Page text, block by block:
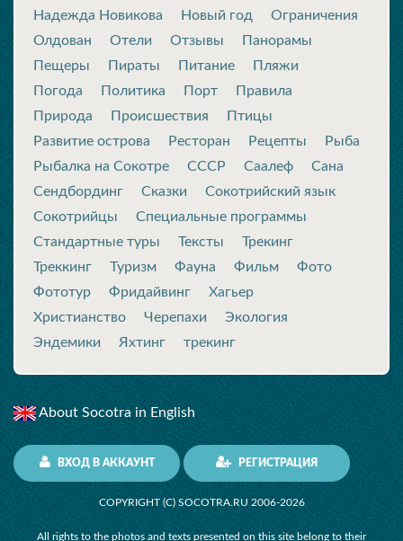
Надежда Новикова
Новый год
Ограничения
Олдован
Отели Отзывы
Панорамы
Пещеры
Пираты Питание
Пляжи
Погода
Политика Порт
Правила
Природа
Происшествия
Птицы
Развитие острова
Ресторан Рецепты
Рыба
Рыбалка на Сокотре
СССР Саалеф
Сана
Сендбординг
Сказки
Сокотрийский язык
Сокотрийцы
Специальные программы
Стандартные туры
Тексты
Трекинг
Треккинг
Туризм Фауна Фильм
Фото
Фототур
Фридайвинг
Хагьер
Христианство
Черепахи
Экология
Эндемики
Яхтинг трекинг
About Socotra in English
ВХОД В АККАУНТ РЕГИСТРАЦИЯ
COPYRIGHT (C) SOCOTRA.RU 2006-2026
All rights to the photos and texts presented on this site belong to their